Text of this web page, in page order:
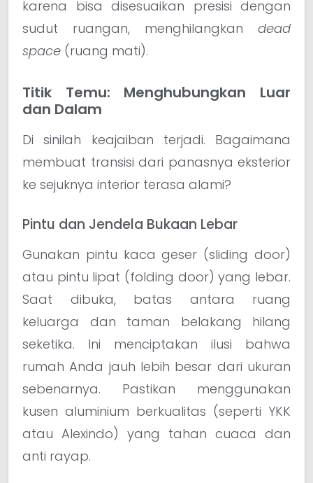
karena bisa disesuaikan presisi dengan
sudut ruangan, menghilangkan dead
space (ruang mati).
Titik Temu: Menghubungkan Luar
dan Dalam
Di sinilah keajaiban terjadi. Bagaimana
membuat transisi dari panasnya eksterior
ke sejuknya interior terasa alami?
Pintu dan Jendela Bukaan Lebar
Gunakan pintu kaca geser (sliding door)
atau pintu lipat (folding door) yang lebar.
Saat dibuka, batas antara ruang
keluarga dan taman belakang hilang
seketika. Ini menciptakan ilusi bahwa
rumah Anda jauh lebih besar dari ukuran
sebenarnya. Pastikan menggunakan
kusen aluminium berkualitas (seperti YKK
atau Alexindo) yang tahan cuaca dan
anti rayap.